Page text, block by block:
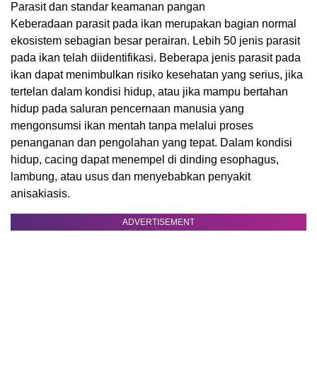
Parasit dan standar keamanan pangan
Keberadaan parasit pada ikan merupakan bagian normal
ekosistem sebagian besar perairan. Lebih 50 jenis parasit
pada ikan telah diidentifikasi. Beberapa jenis parasit pada
ikan dapat menimbulkan risiko kesehatan yang serius, jika
tertelan dalam kondisi hidup, atau jika mampu bertahan
hidup pada saluran pencernaan manusia yang
mengonsumsi ikan mentah tanpa melalui proses
penanganan dan pengolahan yang tepat. Dalam kondisi
hidup, cacing dapat menempel di dinding esophagus,
lambung, atau usus dan menyebabkan penyakit
anisakiasis.
ADVERTISEMENT